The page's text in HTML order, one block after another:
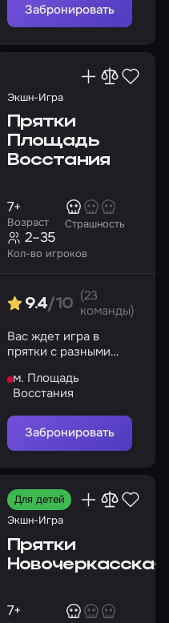
Забронировать
Экшн-Игра
Прятки
Площадь
Восстания
Возраст
7+
Страшность
Кол-во игроков
2–35
9.4/10
(23
команды)
Вас ждет игра в
прятки с разными
пещере
м. Площадь
Восстания
Забронировать
Для детей
Экшн-Игра
Прятки
Новочеркасская
7+